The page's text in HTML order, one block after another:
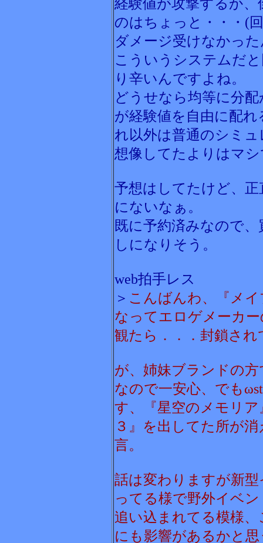
経験値が攻撃するか
のはちょっと・・・(
ダメージ受けなかっ
こういうシステムだ
り辛いんですよね。
どうせなら均等に分
が経験値を自由に配
れ以外は普通のシミ
想像してたよりはマ
予想はしてたけど、
にないなぁ。
既に予約済みなので
しになりそう。
web拍手レス
＞ こんばんわ、『メ
なってエロゲメーカ
観たら．．．封鎖さ
が、姉妹ブランドの
なので一安心、でも
す、『星空のメモリ
３』を出してた所が
言。
話は変わりますが新
ってる様で野外イベ
追い込まれてる模様
にも影響があるかと